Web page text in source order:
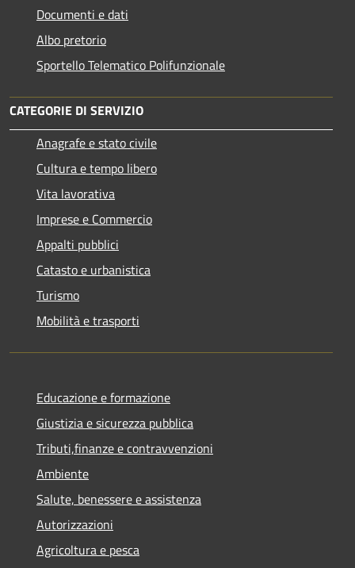
Documenti e dati
Albo pretorio
Sportello Telematico Polifunzionale
CATEGORIE DI SERVIZIO
Anagrafe e stato civile
Cultura e tempo libero
Vita lavorativa
Imprese e Commercio
Appalti pubblici
Catasto e urbanistica
Turismo
Mobilità e trasporti
Educazione e formazione
Giustizia e sicurezza pubblica
Tributi,finanze e contravvenzioni
Ambiente
Salute, benessere e assistenza
Autorizzazioni
Agricoltura e pesca